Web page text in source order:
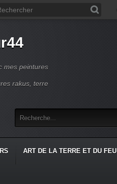
mes peintures
rakus, terre
ART DE LA TERRE ET DU FEU